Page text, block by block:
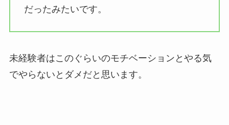
だったみたいです。
未経験者はこのぐらいのモチベーションとやる気
でやらないとダメだと思います。